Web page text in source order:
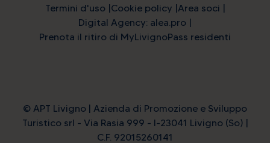
Termini d'uso Cookie policy Area soci
Digital Agency: alea.pro
Prenota il ritiro di MyLivignoPass residenti
© APT Livigno | Azienda di Promozione e Sviluppo
Turistico srl - Via Rasia 999 - I-23041 Livigno (So) |
C.F. 92015260141